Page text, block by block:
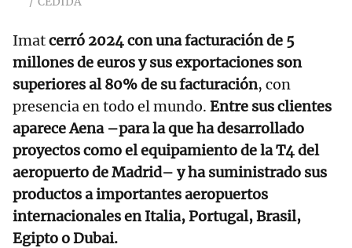
Imatcerró 2024 con una facturación de 5
millones de euros y sus exportaciones son
superiores al 80% de su facturación, con
presencia en todo el mundo. Entre sus clientes
aparece Aena –para la que ha desarrollado
proyectos como el equipamiento de la T4 del
aeropuerto de Madrid– y ha suministrado sus
productos a importantes aeropuertos
internacionales en Italia, Portugal, Brasil,
Egipto o Dubai.